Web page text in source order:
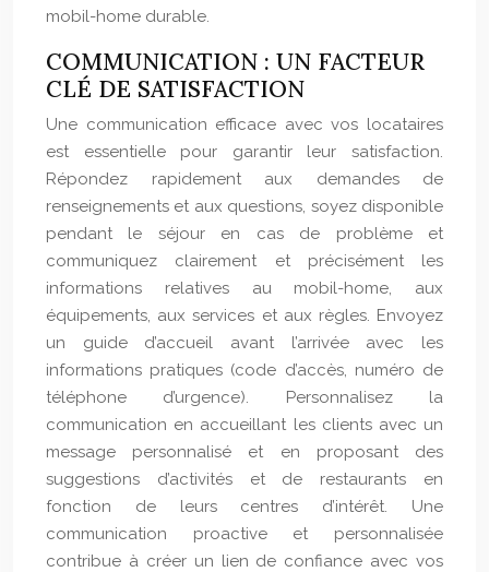
mobil-home durable.
COMMUNICATION : UN FACTEUR
CLÉ DE SATISFACTION
Une communication efficace avec vos locataires
est essentielle pour garantir leur satisfaction.
Répondez rapidement aux demandes de
renseignements et aux questions, soyez disponible
pendant le séjour en cas de problème et
communiquez clairement et précisément les
informations relatives au mobil-home, aux
équipements, aux services et aux règles. Envoyez
un guide d’accueil avant l’arrivée avec les
informations pratiques (code d’accès, numéro de
téléphone d’urgence). Personnalisez la
communication en accueillant les clients avec un
message personnalisé et en proposant des
suggestions d’activités et de restaurants en
fonction de leurs centres d’intérêt. Une
communication proactive et personnalisée
contribue à créer un lien de confiance avec vos